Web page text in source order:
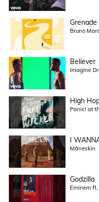
Grenade
Bruno Mars
Believer
Imagine
High
Panic! at
I
Måneskin
Godzilla
Eminem ft.